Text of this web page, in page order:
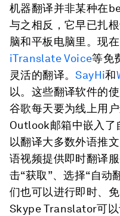
机器翻译并非某种在
与之相反，它早已扎
脑和平板电脑里。现在
iTranslate Voice等免
灵活的翻译。SayHi和
以。这些翻译软件的
谷歌每天要为线上用
Outlook邮箱中嵌入
以翻译大多数外语推
语视频提供即时翻译
击“获取”、选择“自动
们也可以进行即时、
Skype Translator可